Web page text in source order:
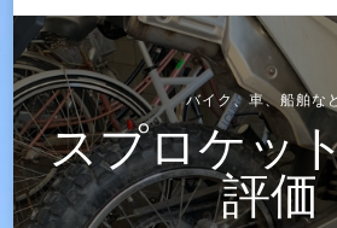
バイク、車、船舶な
スプロケッ
評価